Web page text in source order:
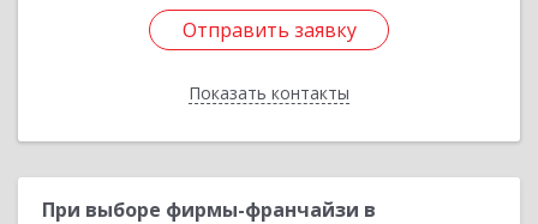
Отправить заявку
Показать контакты
Отправить заявку
Назад
При выборе фирмы-франчайзи в